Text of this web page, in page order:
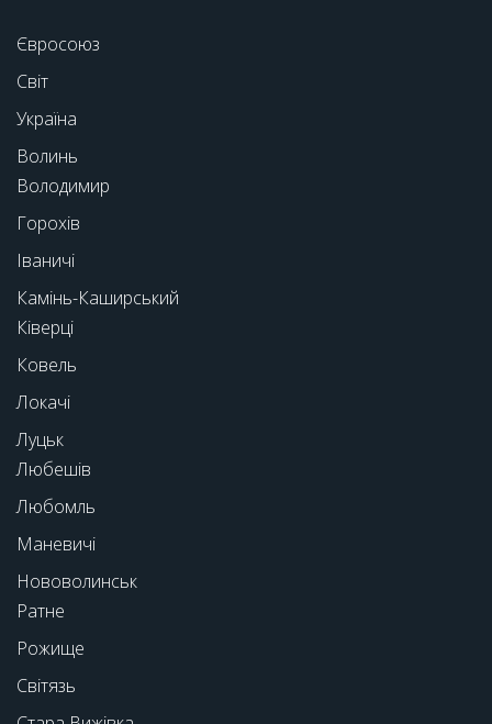
Євросоюз
Світ
Україна
Волинь
Володимир
Горохів
Іваничі
Камінь-Каширський
Ківерці
Ковель
Локачі
Луцьк
Любешів
Любомль
Маневичі
Нововолинськ
Ратне
Рожище
Світязь